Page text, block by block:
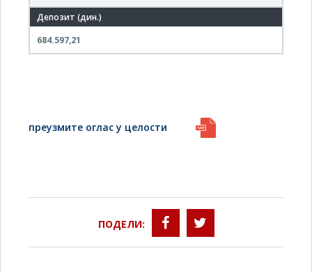
684.597,21
преузмите оглас у целости
ПОДЕЛИ: